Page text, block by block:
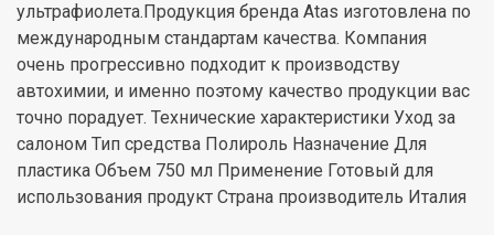
ультрафиолета.Продукция бренда Atas изготовлена по
международным стандартам качества. Компания
очень прогрессивно подходит к производству
автохимии, и именно поэтому качество продукции вас
точно порадует. Технические характеристики Уход за
салоном Тип средства Полироль Назначение Для
пластика Объем 750 мл Применение Готовый для
использования продукт Страна производитель Италия